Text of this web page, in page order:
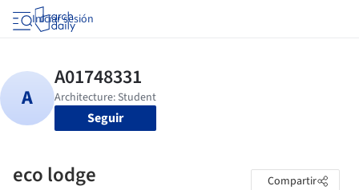
Iniciar sesión
Seguir
eco lodge Compartir